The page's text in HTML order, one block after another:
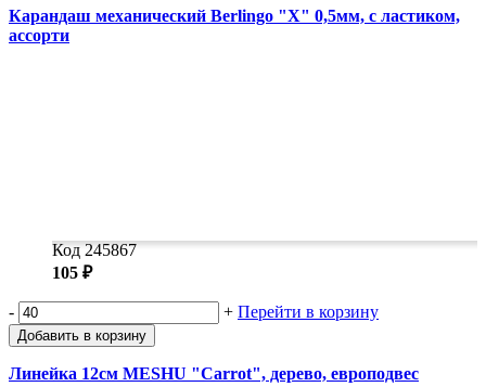
Карандаш механический Berlingo "X" 0,5мм, с ластиком,
ассорти
Код 245867
105 ₽
- + Перейти в корзину
Добавить в корзину
Линейка 12см MESHU "Carrot", дерево, европодвес